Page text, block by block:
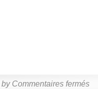
by Commentaires fermés